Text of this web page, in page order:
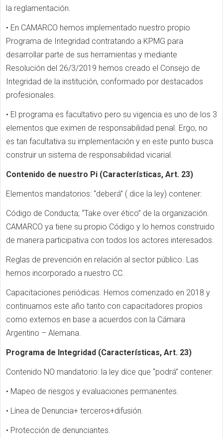
la reglamentación.
• En CAMARCO hemos implementado nuestro propio
Programa de Integridad contratando a KPMG para
desarrollar parte de sus herramientas y mediante
Resolución del 26/3/2019 hemos creado el Consejo de
Integridad de la institución, conformado por destacados
profesionales.
• El programa es facultativo pero su vigencia es uno de los 3
elementos que eximen de responsabilidad penal. Ergo, no
es tan facultativa su implementación y en este punto busca
construir un sistema de responsabilidad vicarial.
Contenido de nuestro Pi (Características, Art. 23)
Elementos mandatorios: “deberá” ( dice la ley) contener:
Código de Conducta; “Take over ético” de la organización.
CAMARCO ya tiene su propio Código y lo hemos construido
de manera participativa con todos los actores interesados.
Reglas de prevención en relación al sector público. Las
hemos incorporado a nuestro CC.
Capacitaciones periódicas. Hemos comenzado en 2018 y
continuamos este año tanto con capacitadores propios
como externos en base a acuerdos con la Cámara
Argentino – Alemana.
Programa de Integridad (Características, Art. 23)
Contenido NO mandatorio: la ley dice que “podrá” contener:
• Mapeo de riesgos y evaluaciones permanentes.
• Línea de Denuncia+ terceros+difusión.
• Protección de denunciantes.